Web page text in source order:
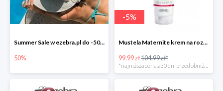
Summer Sale w ezebra.pl do -50%
50%
-5%
Mustela Maternite krem na rozstępy dla kobiet w ciąży
99.99 zł104.99 zł*
*najniższa cena z 30 dni przed obniżką